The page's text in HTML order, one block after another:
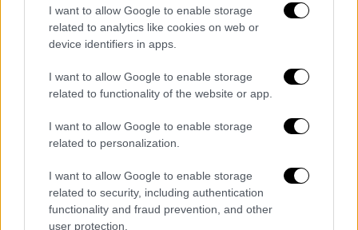
I want to allow Google to enable storage
related to analytics like cookies on web or
device identifiers in apps.
I want to allow Google to enable storage
related to functionality of the website or app.
I want to allow Google to enable storage
related to personalization.
I want to allow Google to enable storage
related to security, including authentication
functionality and fraud prevention, and other
user protection.